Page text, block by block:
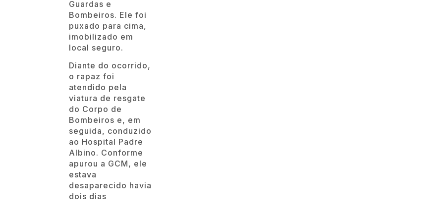
Guardas e
Bombeiros. Ele foi
puxado para cima,
imobilizado em
local seguro.
Diante do ocorrido,
o rapaz foi
atendido pela
viatura de resgate
do Corpo de
Bombeiros e, em
seguida, conduzido
ao Hospital Padre
Albino. Conforme
apurou a GCM, ele
estava
desaparecido havia
dois dias